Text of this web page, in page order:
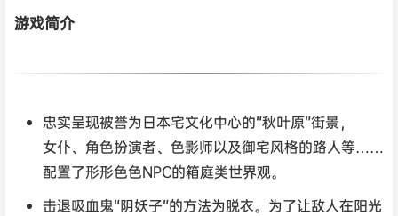
游戏简介
忠实呈现被誉为日本宅文化中心的“秋叶原”街景，
女仆、角色扮演者、色影师以及御宅风格的路人等……
配置了形形色色NPC的箱庭类世界观。
击退吸血鬼“阴妖子”的方法为脱衣。为了让敌人在阳光